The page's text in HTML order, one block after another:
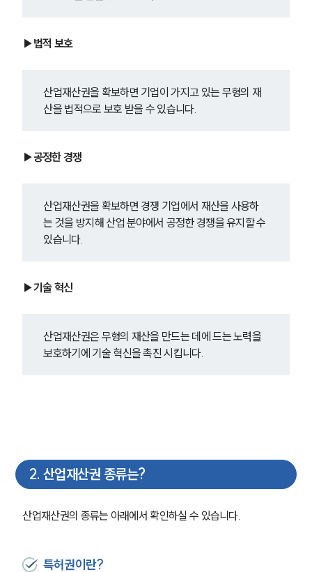
▶법적 보호
산업재산권을 확보하면 기업이 가지고 있는 무형의 재
산을 법적으로 보호 받을 수 있습니다.
▶공정한 경쟁
산업재산권을 확보하면 경쟁 기업에서 재산을 사용하
는 것을 방지해 산업 분야에서 공정한 경쟁을 유지할 수
있습니다.
▶기술 혁신
산업재산권은 무형의 재산을 만드는 데에 드는 노력을
보호하기에 기술 혁신을 촉진 시킵니다.
2. 산업재산권 종류는?
산업재산권의 종류는 아래에서 확인하실 수 있습니다.
특허권이란?